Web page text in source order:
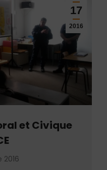
17
2016
et Civique
2016